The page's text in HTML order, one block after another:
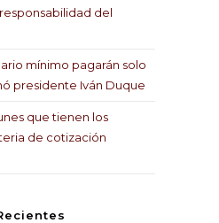
del
mínimo pagarán solo
presidente Iván Duque
que tienen los
de cotización